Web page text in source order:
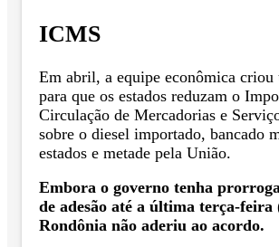
ICMS
Em abril, a equipe econômica criou
para que os estados reduzam o
Circulação de Mercadorias e
sobre o diesel importado, bancado
estados e metade pela União.
Embora o governo tenha
de adesão até a última terça-feira
Rondônia não aderiu ao acordo.